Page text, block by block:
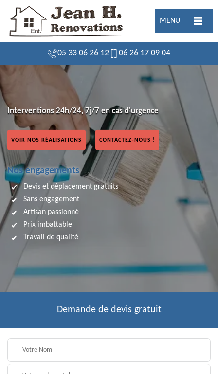
MENU
05 33 06 26 12 06 26 17 09 04
Interventions 24h/24, 7j/7 en cas d'urgence
VOIR NOS RÉALISATIONS CONTACTEZ-NOUS !
Nos engagements
Devis et déplacement gratuits
Sans engagement
Artisan passionné
Prix imbattable
Travail de qualité
Demande de devis gratuit